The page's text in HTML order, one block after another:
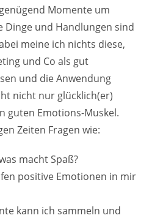
Momente um
Dinge und Handlungen sind
meine ich nichts diese,
und Co als gut
und die Anwendung
nicht nur glücklich(er)
guten Emotions-Muskel.
Zeiten Fragen wie:
macht Spaß?
positive Emotionen in mir
kann ich sammeln und